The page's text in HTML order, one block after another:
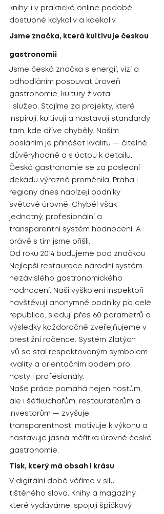
knihy, i v praktické online podobě,
dostupné kdykoliv a kdekoliv.
Jsme značka, která kultivuje českou
gastronomii
Jsme česká značka s energií, vizí a
odhodláním posouvat úroveň
gastronomie, kultury života
i služeb. Stojíme za projekty, které
inspirují, kultivují a nastavují standardy
tam, kde dříve chyběly. Naším
posláním je přinášet kvalitu — čitelně,
důvěryhodně a s úctou k detailu.
Česká gastronomie se za poslední
dekádu výrazně proměnila. Praha i
regiony dnes nabízejí podniky
světové úrovně. Chyběl však
jednotný, profesionální a
transparentní systém hodnocení. A
právě s tím jsme přišli.
Od roku 2014 budujeme pod značkou
Nejlepší restaurace národní systém
nezávislého gastronomického
hodnocení. Naši vyškolení inspektoři
navštěvují anonymně podniky po celé
republice, sledují přes 60 parametrů a
výsledky každoročně zveřejňujeme v
prestižní ročence. Systém Zlatých
lvů se stal respektovaným symbolem
kvality a orientačním bodem pro
hosty i profesionály.
Naše práce pomáhá nejen hostům,
ale i šéfkuchařům, restauratérům a
investorům — zvyšuje
transparentnost, motivuje k výkonu a
nastavuje jasná měřítka úrovně české
gastronomie.
Tisk, který má obsah i krásu
V digitální době věříme v sílu
tištěného slova. Knihy a magazíny,
které vydáváme, spojují špičkový